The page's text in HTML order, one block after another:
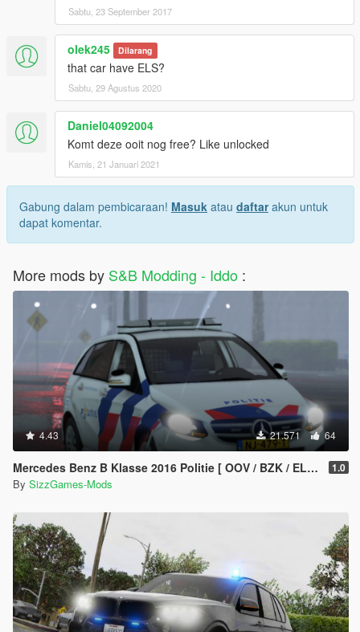
Sabtu, 23 September 2017
olek245 Dilarang
that car have ELS?
Sabtu, 29 Agustus 2020
Daniel04092004
Komt deze ooit nog free? Like unlocked
Kamis, 21 Januari 2021
Gabung dalam pembicaraan! Masuk atau daftarakun untuk
dapat komentar.
More mods by S&B Modding - Iddo :
4.43 21.571 64
Mercedes Benz B Klasse 2016 Politie [ OOV / BZK / ELS / Reflective ] 1.0
By SizzGames-Mods